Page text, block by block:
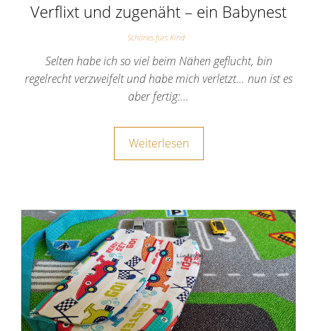
Verflixt und zugenäht – ein Babynest
Schönes fürs Kind
Selten habe ich so viel beim Nähen geflucht, bin
regelrecht verzweifelt und habe mich verletzt… nun ist es
aber fertig:…
Weiterlesen